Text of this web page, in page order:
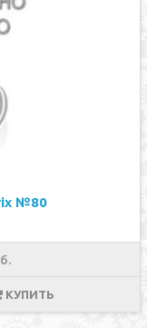
№80
КУПИТЬ